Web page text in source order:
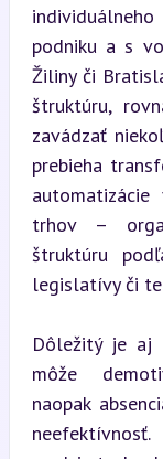
podniku a s
Žiliny či
štruktúru,
zavádzať
prebieha
trhov –
štruktúru
legislatívy či
Dôležitý je aj
môže
naopak